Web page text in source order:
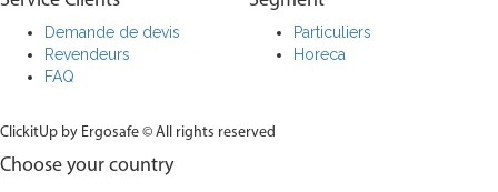
Demande de devis
Revendeurs
FAQ
Particuliers
Horeca
ClickitUp by Ergosafe © All rights reserved
Choose your country